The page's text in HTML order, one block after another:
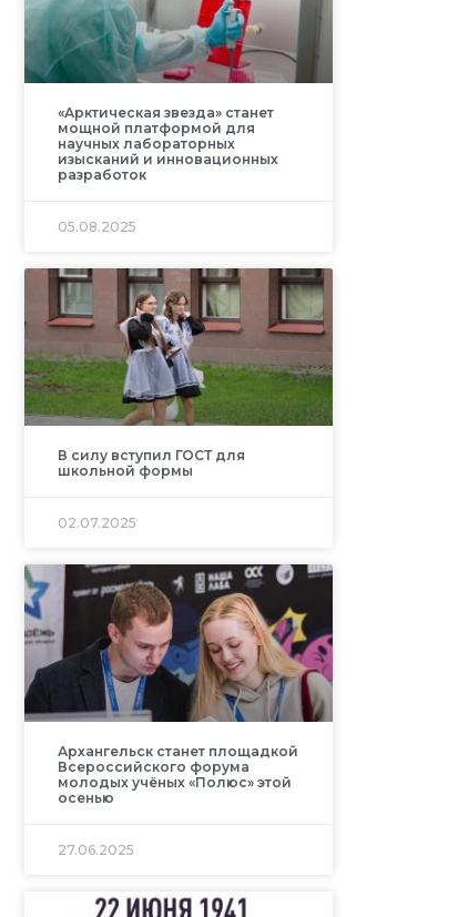
«Арктическая звезда» станет
мощной платформой для
научных лабораторных
изысканий и инновационных
разработок
05.08.2025
В силу вступил ГОСТ для
школьной формы
02.07.2025
Архангельск станет площадкой
Всероссийского форума
молодых учёных «Полюс» этой
осенью
27.06.2025